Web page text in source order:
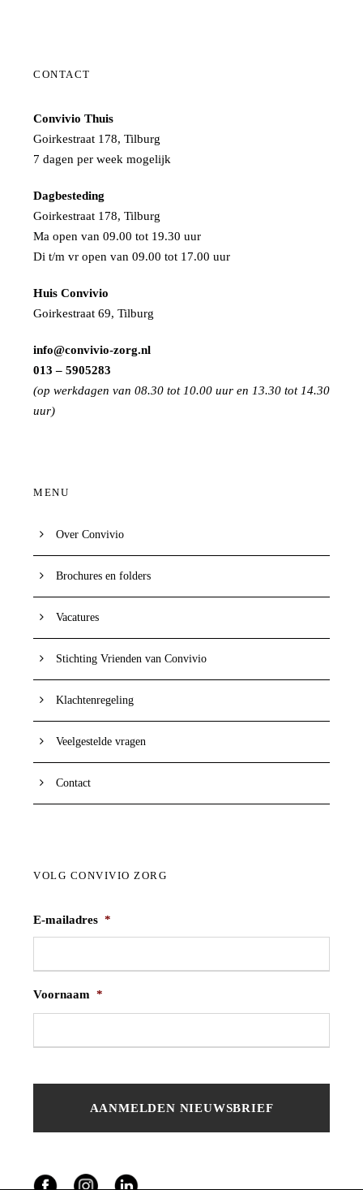
CONTACT
Convivio Thuis
Goirkestraat 178, Tilburg
7 dagen per week mogelijk
Dagbesteding
Goirkestraat 178, Tilburg
Ma open van 09.00 tot 19.30 uur
Di t/m vr open van 09.00 tot 17.00 uur
Huis Convivio
Goirkestraat 69, Tilburg
info@convivio-zorg.nl
013 – 5905283
(op werkdagen van 08.30 tot 10.00 uur en 13.30 tot 14.30
uur)
MENU
Over Convivio
Brochures en folders
Vacatures
Stichting Vrienden van Convivio
Klachtenregeling
Veelgestelde vragen
Contact
VOLG CONVIVIO ZORG
E-mailadres *
Voornaam *
r